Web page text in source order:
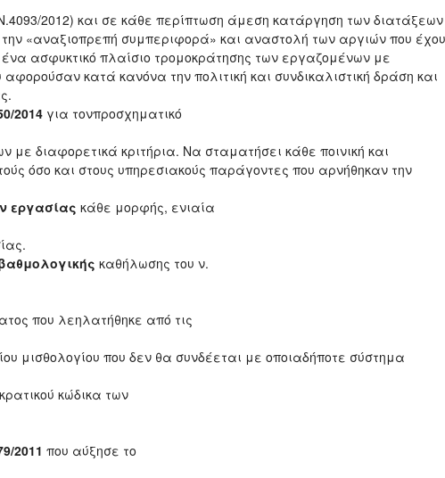
2012) και σε κάθε περίπτωση άμεση κατάργηση των διατάξεων
«αναξιοπρεπή συμπεριφορά» και αναστολή των αργιών που
ασφυκτικό πλαίσιο τρομοκράτησης των εργαζομένων με
κατά κανόνα την πολιτική και συνδικαλιστική δράση και
2014 για τονπροσχηματικό
διαφορετικά κριτήρια. Να σταματήσει κάθε ποινική και
όσο και στους υπηρεσιακούς παράγοντες που αρνήθηκαν την
εργασίας κάθε μορφής, ενιαία
καθήλωσης του ν.
που λεηλατήθηκε από τις
μισθολογίου που δεν θα συνδέεται με οποιαδήποτε σύστημα
κώδικα των
2011 που αύξησε το